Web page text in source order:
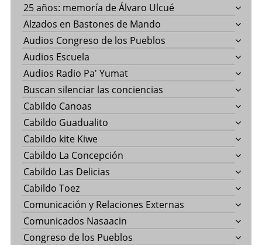
25 años: memoría de Álvaro Ulcué
Alzados en Bastones de Mando
Audios Congreso de los Pueblos
Audios Escuela
Audios Radio Pa' Yumat
Buscan silenciar las conciencias
Cabildo Canoas
Cabildo Guadualito
Cabildo kite Kiwe
Cabildo La Concepción
Cabildo Las Delicias
Cabildo Toez
Comunicación y Relaciones Externas
Comunicados Nasaacin
Congreso de los Pueblos